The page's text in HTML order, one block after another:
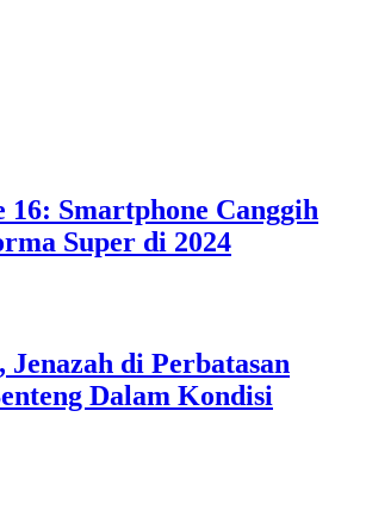
16: Smartphone Canggih
Super di 2024
di Perbatasan
Dalam Kondisi